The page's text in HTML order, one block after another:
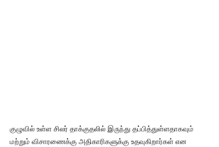
குழுவில் உள்ள சிலர் தாக்குதலில் இருந்து தப்பித்துள்ளதாகவும்
மற்றும் விசாரணைக்கு அதிகாரிகளுக்கு உதவுகிறார்கள் என